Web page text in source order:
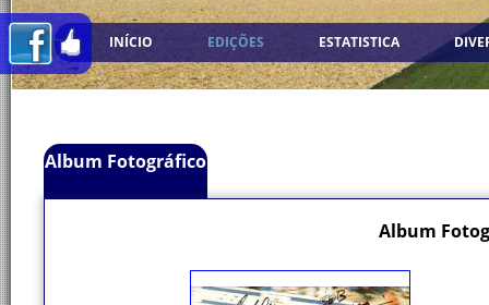
INÍCIO EDIÇÕES ESTATISTICA
Album Fotográfico
Album